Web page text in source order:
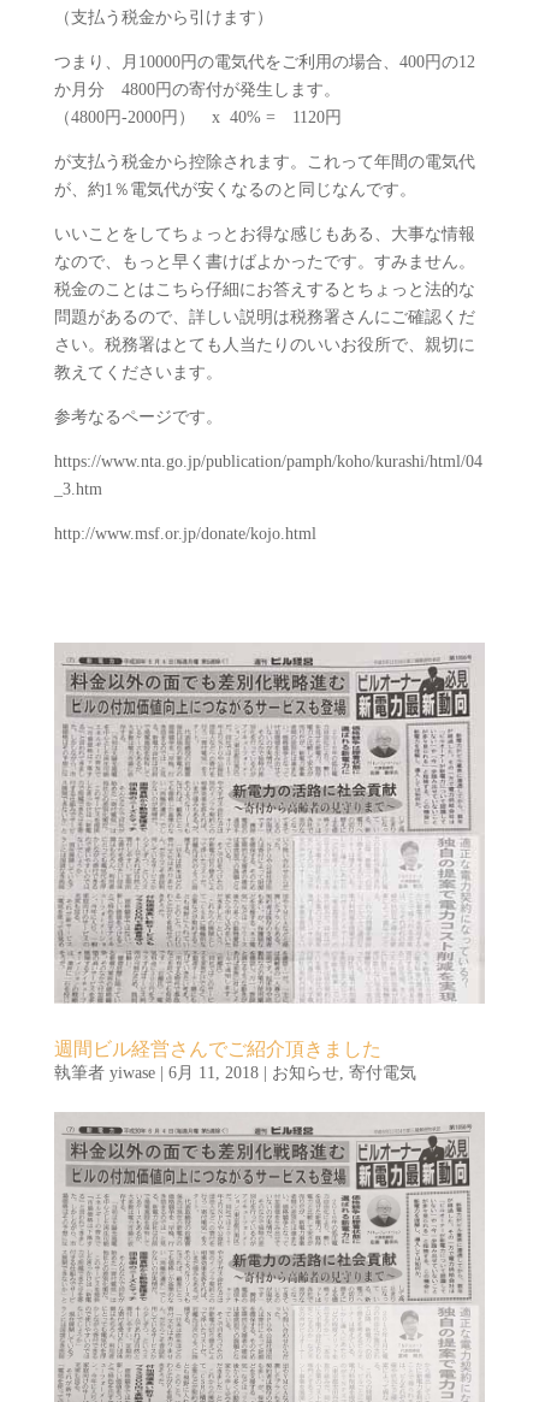
（支払う税金から引けます）
つまり、月10000円の電気代をご利用の場合、400円の12
か月分 4800円の寄付が発生します。
（4800円‐2000円） x 40% = 1120円
が支払う税金から控除されます。これって年間の電気代
が、約1％電気代が安くなるのと同じなんです。
いいことをしてちょっとお得な感じもある、大事な情報
なので、もっと早く書けばよかったです。すみません。
税金のことはこちら仔細にお答えするとちょっと法的な
問題があるので、詳しい説明は税務署さんにご確認くだ
さい。税務署はとても人当たりのいいお役所で、親切に
教えてくださいます。
参考なるページです。
https://www.nta.go.jp/publication/pamph/koho/kurashi/html/04
_3.htm
http://www.msf.or.jp/donate/kojo.html
週間ビル経営さんでご紹介頂きました
執筆者 yiwase| 6月 11, 2018| お知らせ, 寄付電気